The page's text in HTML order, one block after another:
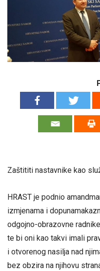
Zaštititi nastavnike kao
HRAST je podnio
izmjenama i
odgojno-obrazovne
te bi oni kao takvi imali
i otvorenog nasilja nad
bez obzira na njihovu